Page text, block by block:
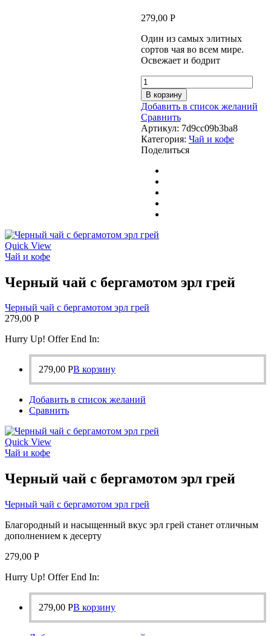
279,00 Р
Один из самых элитных
сортов чая во всем мире.
Освежает и бодрит
Количество
товара
Черный
цейлонский
В корзину
Добавить в список желаний
Сравнить
Артикул: 7d9cc09b3ba8
Категория: Чай и кофе
Поделиться
Quick View
Чай и кофе
Черный чай с бергамотом эрл грей
Черный чай с бергамотом эрл грей
279,00 Р
Hurry Up! Offer End In:
279,00 РВ корзину
Добавить в список желаний
Сравнить
Quick View
Чай и кофе
Черный чай с бергамотом эрл грей
Черный чай с бергамотом эрл грей
Благородный и насыщенный вкус эрл грей станет отличным
дополнением к десерту
279,00 Р
Hurry Up! Offer End In:
279,00 РВ корзину